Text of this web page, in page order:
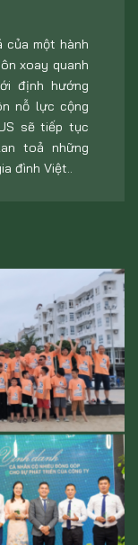
của một hành
xoay quanh
định hướng
nỗ lực cộng
sẽ tiếp tục
toả những
đình Việt..